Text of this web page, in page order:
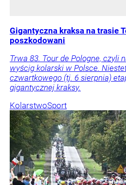
Gigantyczna kraksa na trasie
poszkodowani
Trwa 83. Tour de Pologne, czyli
wyścig kolarski w Polsce.
czwartkowego (tj. 6 sierpnia)
gigantycznej kraksy.
KolarstwoSport